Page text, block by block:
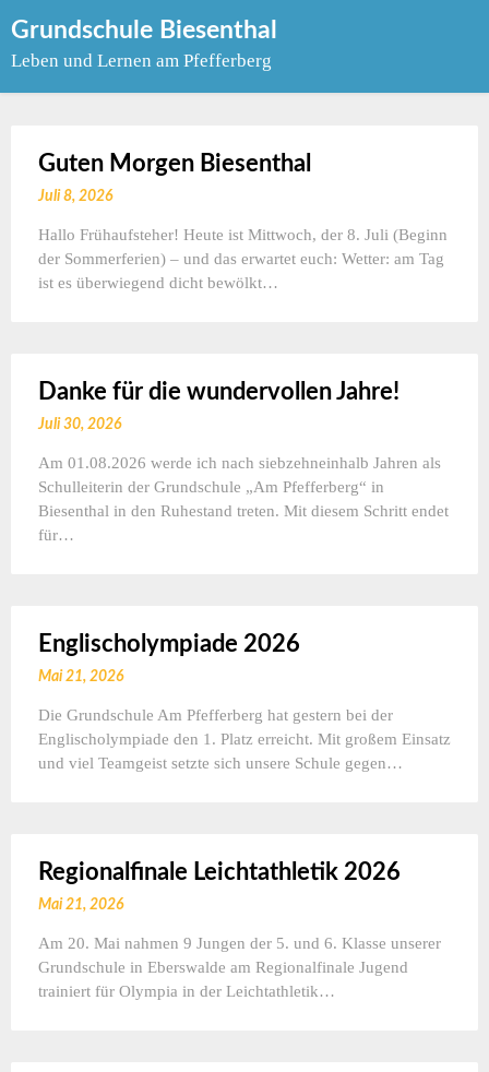
Grundschule Biesenthal
Leben und Lernen am Pfefferberg
Guten Morgen Biesenthal
Juli 8, 2026
Hallo Frühaufsteher! Heute ist Mittwoch, der 8. Juli (Beginn
der Sommerferien) – und das erwartet euch: Wetter: am Tag
ist es überwiegend dicht bewölkt…
Danke für die wundervollen Jahre!
Juli 30, 2026
Am 01.08.2026 werde ich nach siebzehneinhalb Jahren als
Schulleiterin der Grundschule „Am Pfefferberg“ in
Biesenthal in den Ruhestand treten. Mit diesem Schritt endet
für…
Englischolympiade 2026
Mai 21, 2026
Die Grundschule Am Pfefferberg hat gestern bei der
Englischolympiade den 1. Platz erreicht. Mit großem Einsatz
und viel Teamgeist setzte sich unsere Schule gegen…
Regionalfinale Leichtathletik 2026
Mai 21, 2026
Am 20. Mai nahmen 9 Jungen der 5. und 6. Klasse unserer
Grundschule in Eberswalde am Regionalfinale Jugend
trainiert für Olympia in der Leichtathletik…